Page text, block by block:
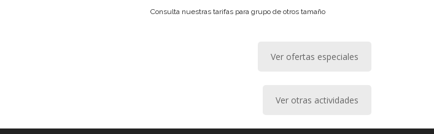
Consulta nuestras tarifas para grupo de otros tamaño
Ver ofertas especiales
Ver otras actividades